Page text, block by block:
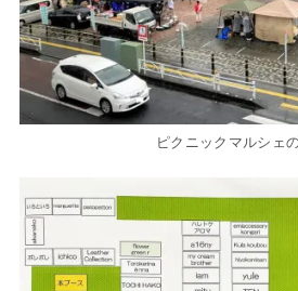
ピクニックマルシェ